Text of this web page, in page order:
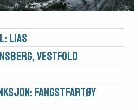
LIAS
Vestfold
Fangstfartøy